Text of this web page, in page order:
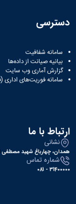
دسترسی
سامانه شفافیت
بیانیه صیانت از داده‌ها
گزارش آماری وب‌ سایت
سامانه فوریت‌های اداری
ارتباط با ما
نشانی
همدان، چهارباغ شهید مصطفی
شماره تماس
31400000 - 081